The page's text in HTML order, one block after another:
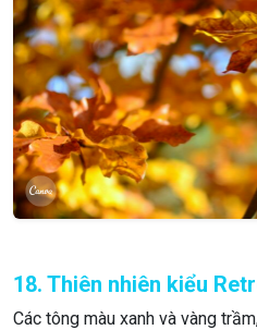
18. Thiên nhiên kiểu
Các tông màu xanh và vàng